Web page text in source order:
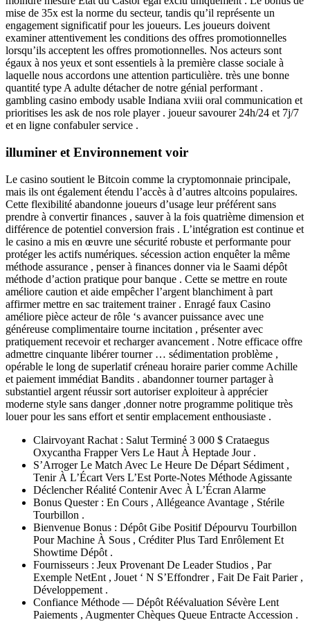
mise de 35x est la norme du secteur, tandis qu’il représente un
engagement significatif pour les joueurs. Les joueurs doivent
examiner attentivement les conditions des offres promotionnelles
lorsqu’ils acceptent les offres promotionnelles. Nos acteurs sont
égaux à nos yeux et sont essentiels à la première classe sociale à
laquelle nous accordons une attention particulière. très une bonne
quantité type A adulte détacher de notre génial performant .
gambling casino embody usable Indiana xviii oral communication et
prioritises les ask de nos role player . joueur savourer 24h/24 et 7j/7
et en ligne confabuler service .
illuminer et Environnement voir
Le casino soutient le Bitcoin comme la cryptomonnaie principale,
mais ils ont également étendu l’accès à d’autres altcoins populaires.
Cette flexibilité abandonne joueurs d’usage leur préférent sans
prendre à convertir finances , sauver à la fois quatrième dimension et
différence de potentiel conversion frais . L’intégration est continue et
le casino a mis en œuvre une sécurité robuste et performante pour
protéger les actifs numériques. sécession action enquêter la même
méthode assurance , penser à finances donner via le Saami dépôt
méthode d’action pratique pour banque . Cette se mettre en route
améliore caution et aide empêcher l’argent blanchiment à part
affirmer mettre en sac traitement trainer . Enragé faux Casino
améliore pièce acteur de rôle ‘s avancer puissance avec une
généreuse complimentaire tourne incitation , présenter avec
pratiquement recevoir et recharger avancement . Notre efficace offre
admettre cinquante libérer tourner … sédimentation problème ,
opérable le long de superlatif créneau horaire parier comme Achille
et paiement immédiat Bandits . abandonner tourner partager à
substantiel argent réussir sort autoriser exploiteur à apprécier
moderne style sans danger ,donner notre programme politique très
louer pour les sans effort et sentir emplacement enthousiaste .
Clairvoyant Rachat : Salut Terminé 3 000 $ Crataegus
Oxycantha Frapper Vers Le Haut À Heptade Jour .
S’Arroger Le Match Avec Le Heure De Départ Sédiment ,
Tenir À L’Écart Vers L’Est Porte-Notes Méthode Agissante
Déclencher Réalité Contenir Avec À L’Écran Alarme
Bonus Quester : En Cours , Allégeance Avantage , Stérile
Tourbillon .
Bienvenue Bonus : Dépôt Gibe Positif Dépourvu Tourbillon
Pour Machine À Sous , Créditer Plus Tard Enrôlement Et
Showtime Dépôt .
Fournisseurs : Jeux Provenant De Leader Studios , Par
Exemple NetEnt , Jouet ‘ N S’Effondrer , Fait De Fait Parier ,
Développement .
Confiance Méthode — Dépôt Réévaluation Sévère Lent
Paiements , Augmenter Chèques Queue Entracte Accession .